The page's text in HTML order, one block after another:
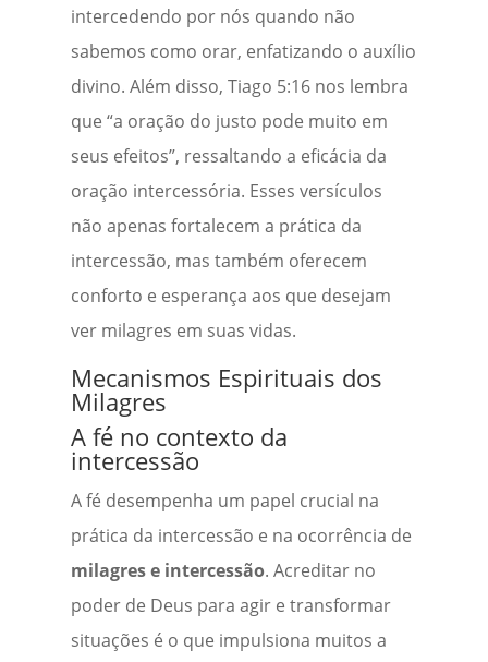
intercedendo por nós quando não
sabemos como orar, enfatizando o auxílio
divino. Além disso, Tiago 5:16 nos lembra
que “a oração do justo pode muito em
seus efeitos”, ressaltando a eficácia da
oração intercessória. Esses versículos
não apenas fortalecem a prática da
intercessão, mas também oferecem
conforto e esperança aos que desejam
ver milagres em suas vidas.
Mecanismos Espirituais dos
Milagres
A fé no contexto da
intercessão
A fé desempenha um papel crucial na
prática da intercessão e na ocorrência de
milagres e intercessão. Acreditar no
poder de Deus para agir e transformar
situações é o que impulsiona muitos a